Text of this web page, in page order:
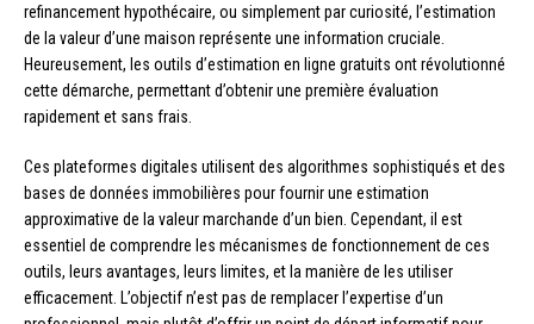
refinancement hypothécaire, ou simplement par curiosité, l’estimation
de la valeur d’une maison représente une information cruciale.
Heureusement, les outils d’estimation en ligne gratuits ont révolutionné
cette démarche, permettant d’obtenir une première évaluation
rapidement et sans frais.
Ces plateformes digitales utilisent des algorithmes sophistiqués et des
bases de données immobilières pour fournir une estimation
approximative de la valeur marchande d’un bien. Cependant, il est
essentiel de comprendre les mécanismes de fonctionnement de ces
outils, leurs avantages, leurs limites, et la manière de les utiliser
efficacement. L’objectif n’est pas de remplacer l’expertise d’un